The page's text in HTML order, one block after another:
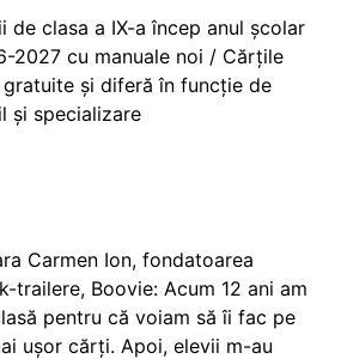
de clasa a IX-a încep anul școlar
2027 cu manuale noi / Cărțile
gratuite și diferă în funcție de
și specializare
Carmen Ion, fondatoarea
trailere, Boovie: Acum 12 ani am
pentru că voiam să îi fac pe
ușor cărți. Apoi, elevii m-au